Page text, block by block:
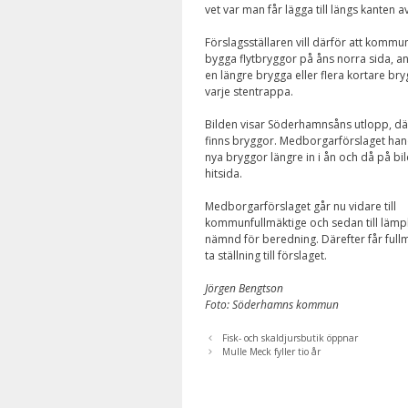
vet var man får lägga till längs kanten
Förslagsställaren vill därför att
bygga flytbryggor på åns norra sida,
en längre brygga eller flera kortare
varje stentrappa.
Bilden visar Söderhamnsåns utlopp,
finns bryggor. Medborgarförslaget
nya bryggor längre in i ån och då på
hitsida.
Medborgarförslaget går nu vidare till
kommunfullmäktige och sedan till
nämnd för beredning. Därefter får
ta ställning till förslaget.
Jörgen Bengtson
Foto: Söderhamns kommun
Fisk- och skaldjursbutik öppnar
Mulle Meck fyller tio år